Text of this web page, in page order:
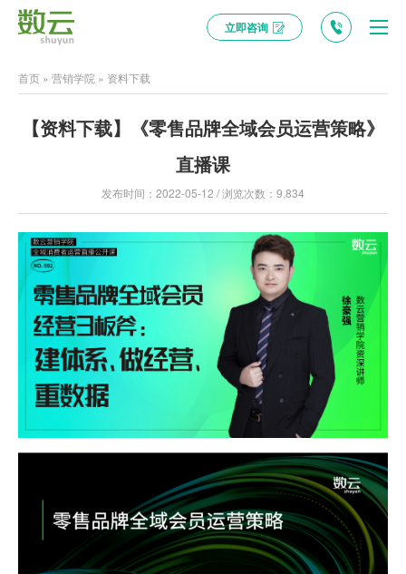
立即咨询
首页 » 营销学院 » 资料下载
【资料下载】《零售品牌全域会员运营策略》
直播课
发布时间：2022-05-12 / 浏览次数：9,834